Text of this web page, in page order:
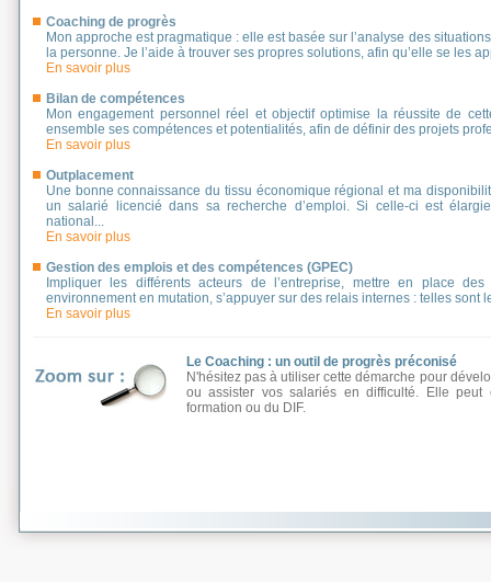
Coaching de progrès
Mon approche est pragmatique : elle est basée sur l’analyse des
la personne. Je l’aide à trouver ses propres solutions, afin qu’elle se les
En savoir plus
Bilan de compétences
Mon engagement personnel réel et objectif optimise la réussite de
ensemble ses compétences et potentialités, afin de définir des projets
En savoir plus
Outplacement
Une bonne connaissance du tissu économique régional et ma
un salarié licencié dans sa recherche d’emploi. Si celle-ci est
national...
En savoir plus
Gestion des emplois et des compétences (GPEC)
Impliquer les différents acteurs de l’entreprise, mettre en place
environnement en mutation, s’appuyer sur des relais internes : telles sont
En savoir plus
Le Coaching : un outil de progrès préconisé
N'hésitez pas à utiliser cette démarche pour
ou assister vos salariés en difficulté. Elle
formation ou du DIF.